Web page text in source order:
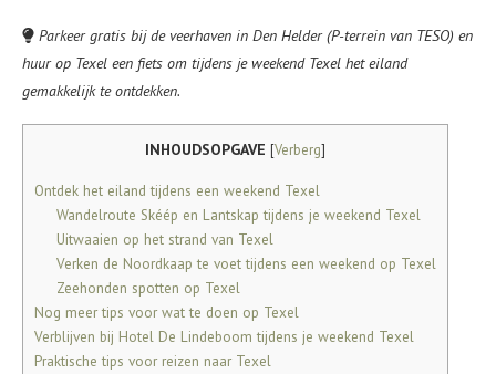
Parkeer gratis bij de veerhaven in Den Helder (P-terrein van TESO) en
huur op Texel een fiets om tijdens je weekend Texel het eiland
gemakkelijk te ontdekken.
INHOUDSOPGAVE [Verberg]
Ontdek het eiland tijdens een weekend Texel
Wandelroute Skéép en Lantskap tijdens je weekend Texel
Uitwaaien op het strand van Texel
Verken de Noordkaap te voet tijdens een weekend op Texel
Zeehonden spotten op Texel
Nog meer tips voor wat te doen op Texel
Verblijven bij Hotel De Lindeboom tijdens je weekend Texel
Praktische tips voor reizen naar Texel